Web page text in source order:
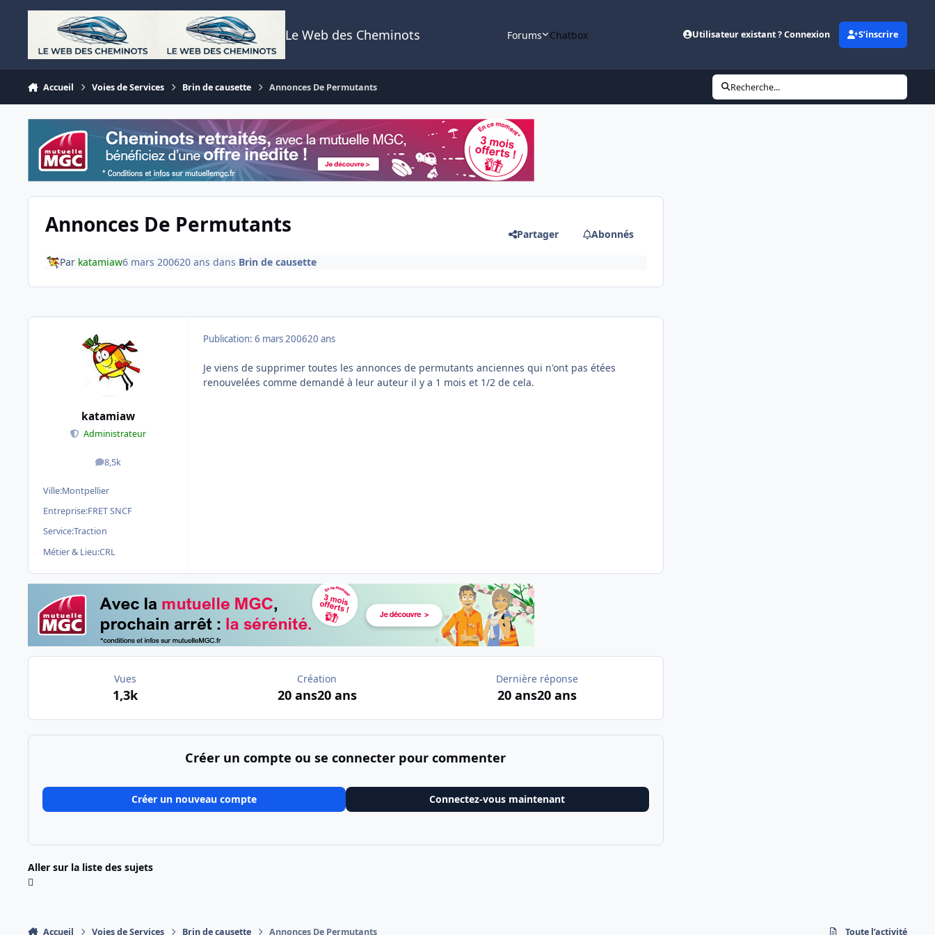
Aller au contenu
Le Web des Cheminots Forums Chatbox Utilisateur existant ? Connexion S’inscrire
Accueil Voies de Services Brin de causette Annonces De Permutants Recherche...
Annonces De Permutants Partager Abonnés
Par katamiaw6 mars 200620 ans dans Brin de causette
katamiaw
Administrateur
8,5k
messages
Ville:Montpellier
Entreprise:FRET SNCF
Service:Traction
Métier & Lieu:CRL
Publication: 6 mars 200620 ans
Je viens de supprimer toutes les annonces de permutants anciennes qui n'ont pas étées
renouvelées comme demandé à leur auteur il y a 1 mois et 1/2 de cela.
Vues
1,3k
Création
20 ans20 ans
Dernière réponse
20 ans20 ans
Créer un compte ou se connecter pour commenter
Créer un nouveau compte Connectez-vous maintenant
Aller sur la liste des sujets
Accueil Voies de Services Brin de causette Annonces De Permutants Toute l’activité